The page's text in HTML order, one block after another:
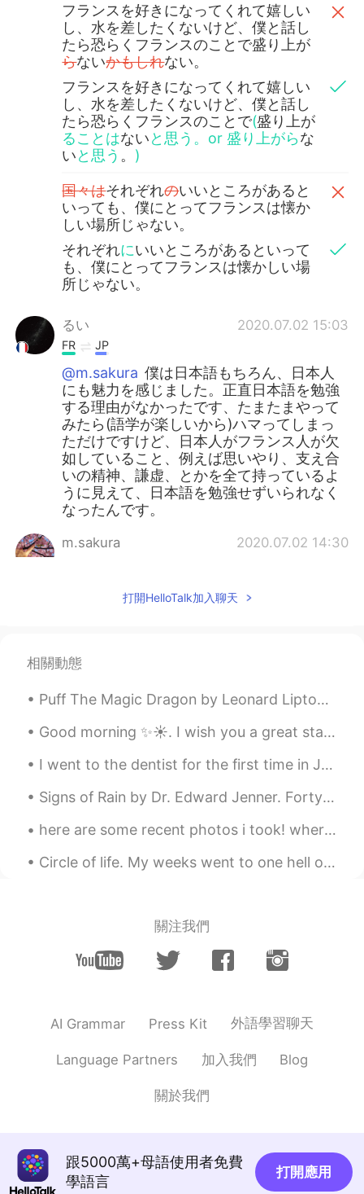
フランスを好きになってくれて嬉しい
し、水を差したくないけど、僕と話し
たら恐らくフランスのことで盛り上が
らないかもしれない。
フランスを好きになってくれて嬉しい
し、水を差したくないけど、僕と話し
たら恐らくフランスのことで(盛り上が
ることはないと思う。or 盛り上がらな
いと思う 。 )
国々はそれぞれのいいところがあると
いっても、僕にとってフランスは懐か
しい場所じゃない。
それぞれにいいところがあるといって
も、僕にとってフランスは懐かしい場
所じゃない。
るい 2020.07.02 15:03
FR JP
@m.sakura 僕は日本語もちろん、日本人
にも魅力を感じました。正直日本語を勉強
する理由がなかったです、たまたまやって
みたら(語学が楽しいから)ハマってしまっ
ただけですけど、日本人がフランス人が欠
如していること、例えば思いやり、支え合
いの精神、謙虚、とかを全て持っているよ
うに見えて、日本語を勉強せずいられなく
なったんです。
m.sakura 2020.07.02 14:30
確かにフランスは日本とは対局にいるお国
柄かもしれませんね。私にはそれが魅力で
何度かあります。でも、幸いなことに私は
日本人だから「文化の違い」として受け止
められました😁💦 何よりやっぱり、フラン
ス語が好きなんだなー😍✨ Louisくんはな
ぜそんなに日本や日本語に興味を感じてく
れるのですか？
FR JP
@Kitty そうですね、同意です。だから日
本に来てスッキリしました。
私は、フランスに住んで10年たちました。
フランス人は、あまり好きではないです。
特に女性は、気が強くて、自分の意思をと
す。年配の女性は、なんとかいいのです
るのは、フランスのいい所です。
い傾向があると思います。多分。それとも
全て僕の主観に過ぎないで、価値のないデ
打開HelloTalk加入聊天
相關動態
Puff The Magic Dragon by Leonard Lipton and Peter Yarrow. Part 1 of 2. Puff, the magic dragon l...
Good morning ✨☀️. I wish you a great start to the week and a wonderful day . Don’t count the days...
I went to the dentist for the first time in Japan. I had a cracked tooth. I knew this would happe...
Signs of Rain by Dr. Edward Jenner. Forty Reasons for Not Accepting an Invitation of a Friend to...
here are some recent photos i took! where i live, we get yearly hurricanes & right before the hur...
Circle of life. My weeks went to one hell of a ride! "ONE HELL OF A RIDE" means a way of saying ...
關注我們
AI Grammar Press Kit 外語學習聊天
Language Partners 加入我們 Blog
關於我們
跟5000萬+母語使用者免費
學語言
打開應用